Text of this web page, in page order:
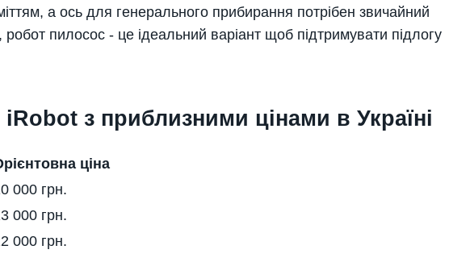
а ось для генерального прибирання потрібен звичайний
пилосос - це ідеальний варіант щоб підтримувати підлогу
з приблизними цінами в Україні
ціна
000 грн.
000 грн.
000 грн.